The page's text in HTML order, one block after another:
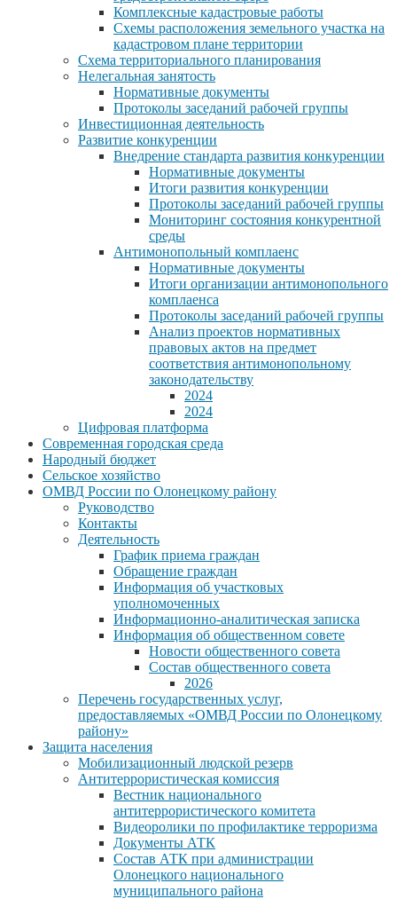
Комплексные кадастровые работы
Схемы расположения земельного участка на
кадастровом плане территории
Схема территориального планирования
Нелегальная занятость
Нормативные документы
Протоколы заседаний рабочей группы
Инвестиционная деятельность
Развитие конкуренции
Внедрение стандарта развития конкуренции
Нормативные документы
Итоги развития конкуренции
Протоколы заседаний рабочей группы
Мониторинг состояния конкурентной
среды
Антимонопольный комплаенс
Нормативные документы
Итоги организации антимонопольного
комплаенса
Протоколы заседаний рабочей группы
Анализ проектов нормативных
правовых актов на предмет
соответствия антимонопольному
законодательству
2024
2024
Цифровая платформа
Современная городская среда
Народный бюджет
Сельское хозяйство
ОМВД России по Олонецкому району
Руководство
Контакты
Деятельность
График приема граждан
Обращение граждан
Информация об участковых
уполномоченных
Информационно-аналитическая записка
Информация об общественном совете
Новости общественного совета
Состав общественного совета
2026
Перечень государственных услуг,
предоставляемых «ОМВД России по Олонецкому
району»
Защита населения
Мобилизационный людской резерв
Антитеррористическая комиссия
Вестник национального
антитеррористического комитета
Видеоролики по профилактике терроризма
Документы АТК
Состав АТК при администрации
Олонецкого национального
муниципального района